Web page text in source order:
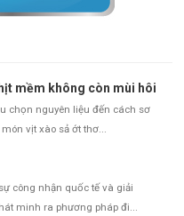
mềm không còn mùi hôi
chọn nguyên liệu đến cách sơ
vịt xào sả ớt thơ...
công nhận quốc tế và giải
minh ra phương pháp đi...